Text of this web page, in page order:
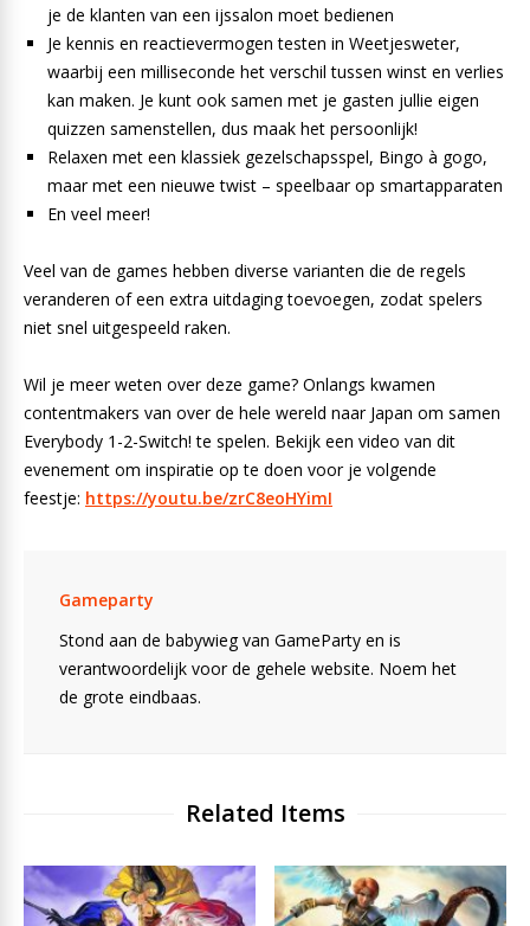
je de klanten van een ijssalon moet bedienen
Je kennis en reactievermogen testen in Weetjesweter,
waarbij een milliseconde het verschil tussen winst en verlies
kan maken. Je kunt ook samen met je gasten jullie eigen
quizzen samenstellen, dus maak het persoonlijk!
Relaxen met een klassiek gezelschapsspel, Bingo à gogo,
maar met een nieuwe twist – speelbaar op smartapparaten
En veel meer!
Veel van de games hebben diverse varianten die de regels
veranderen of een extra uitdaging toevoegen, zodat spelers
niet snel uitgespeeld raken.
Wil je meer weten over deze game? Onlangs kwamen
contentmakers van over de hele wereld naar Japan om samen
Everybody 1-2-Switch! te spelen. Bekijk een video van dit
evenement om inspiratie op te doen voor je volgende
feestje: https://youtu.be/zrC8eoHYimI
Gameparty
Stond aan de babywieg van GameParty en is
verantwoordelijk voor de gehele website. Noem het
de grote eindbaas.
Related Items